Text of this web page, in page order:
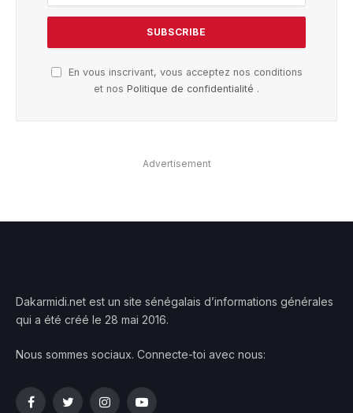
En vous inscrivant, vous acceptez nos conditions
et nos Politique de confidentialité .
Advertisement
Dakarmidi.net est un site sénégalais d’informations générales
qui a été créé le 28 mai 2016.
Nous sommes sociaux. Connecte-toi avec nous:
FacebookTwitterInstagramYouTube